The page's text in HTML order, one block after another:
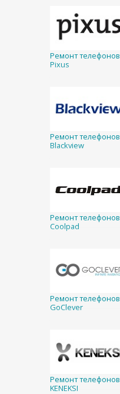
Ремонт телефонов
Pixus
Ремонт телефонов
Blackview
Ремонт телефонов
Coolpad
Ремонт телефонов
GoClever
Ремонт телефонов
KENEKSI